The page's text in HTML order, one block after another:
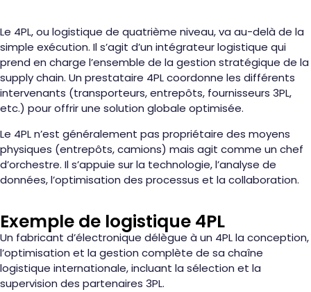
Le 4PL, ou logistique de quatrième niveau, va au-delà de la
simple exécution. Il s’agit d’un intégrateur logistique qui
prend en charge l’ensemble de la gestion stratégique de la
supply chain. Un prestataire 4PL coordonne les différents
intervenants (transporteurs, entrepôts, fournisseurs 3PL,
etc.) pour offrir une solution globale optimisée.
Le 4PL n’est généralement pas propriétaire des moyens
physiques (entrepôts, camions) mais agit comme un chef
d’orchestre. Il s’appuie sur la technologie, l’analyse de
données, l’optimisation des processus et la collaboration.
Exemple de logistique 4PL
Un fabricant d’électronique délègue à un 4PL la conception,
l’optimisation et la gestion complète de sa chaîne
logistique internationale, incluant la sélection et la
supervision des partenaires 3PL.